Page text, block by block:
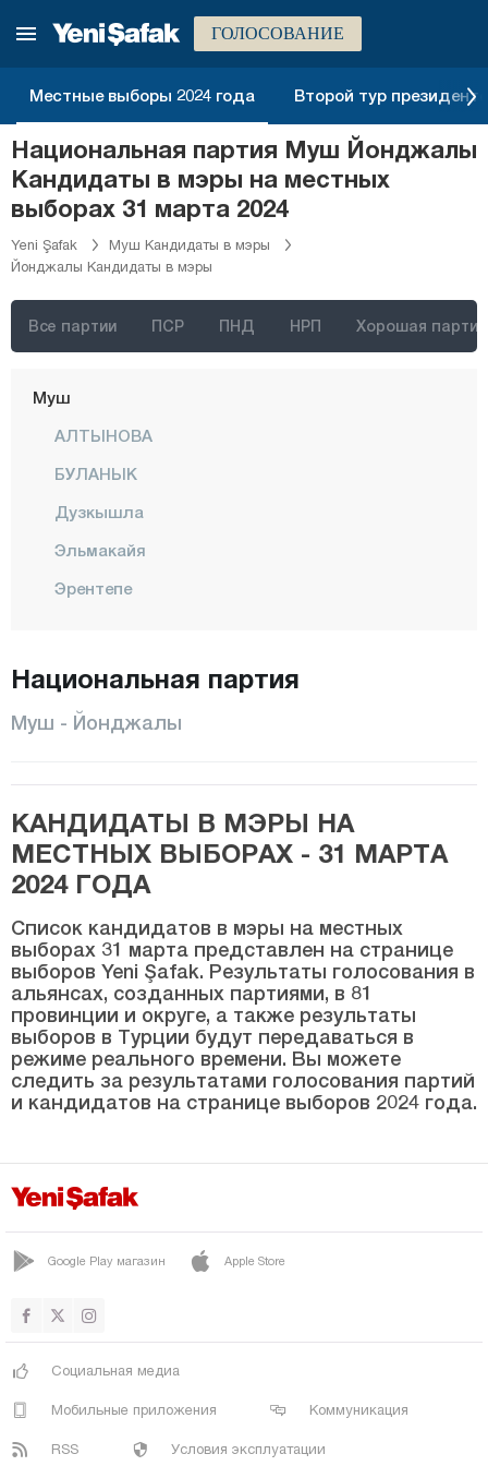
ГОЛОСОВАНИЕ
Местные выборы 2024 года Второй тур
Национальная партия Муш Йонджалы
Кандидаты в мэры на местных
выборах 31 марта 2024
Yeni Şafak
Муш Кандидаты в мэры
Йонджалы Кандидаты в мэры
Все партии ПСР ПНД НРП Хорошая партия
Кыршехир
Конья
Кютахья
Малатья
Маниса
Мардин
Мугла
Муш
АЛТЫНОВА
БУЛАНЫК
Дузкышла
Эльмакайя
Эрентепе
Кызылагач
Конукбеклер
КОРКУТ
МАЛАЗГИРТ
Центр
Рустемгедик
Сарыпынар
Серинова
Сунгу
ВАРТО
Яйгын
ЙЕШИЛОВА
Невшехир
Национальная партия
Муш - Йонджалы
КАНДИДАТЫ В МЭРЫ НА
МЕСТНЫХ ВЫБОРАХ - 31 МАРТА
2024 ГОДА
Список кандидатов в мэры на местных
выборах 31 марта представлен на странице
выборов Yeni Şafak. Результаты голосования в
альянсах, созданных партиями, в 81
провинции и округе, а также результаты
выборов в Турции будут передаваться в
режиме реального времени. Вы можете
следить за результатами голосования партий
и кандидатов на странице выборов 2024 года.
Google Play магазин Apple Store
Социальная медиа
Мобильные приложения Коммуникация
RSS Условия эксплуатации